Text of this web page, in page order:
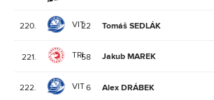
220. VIT22 Tomáš SEDLÁK
221. TRI58 Jakub MAREK
222. VIT6 Alex DRÁBEK